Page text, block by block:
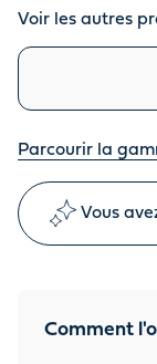
Voir les autres
Produits similaires
Parcourir la
Vous
Comment